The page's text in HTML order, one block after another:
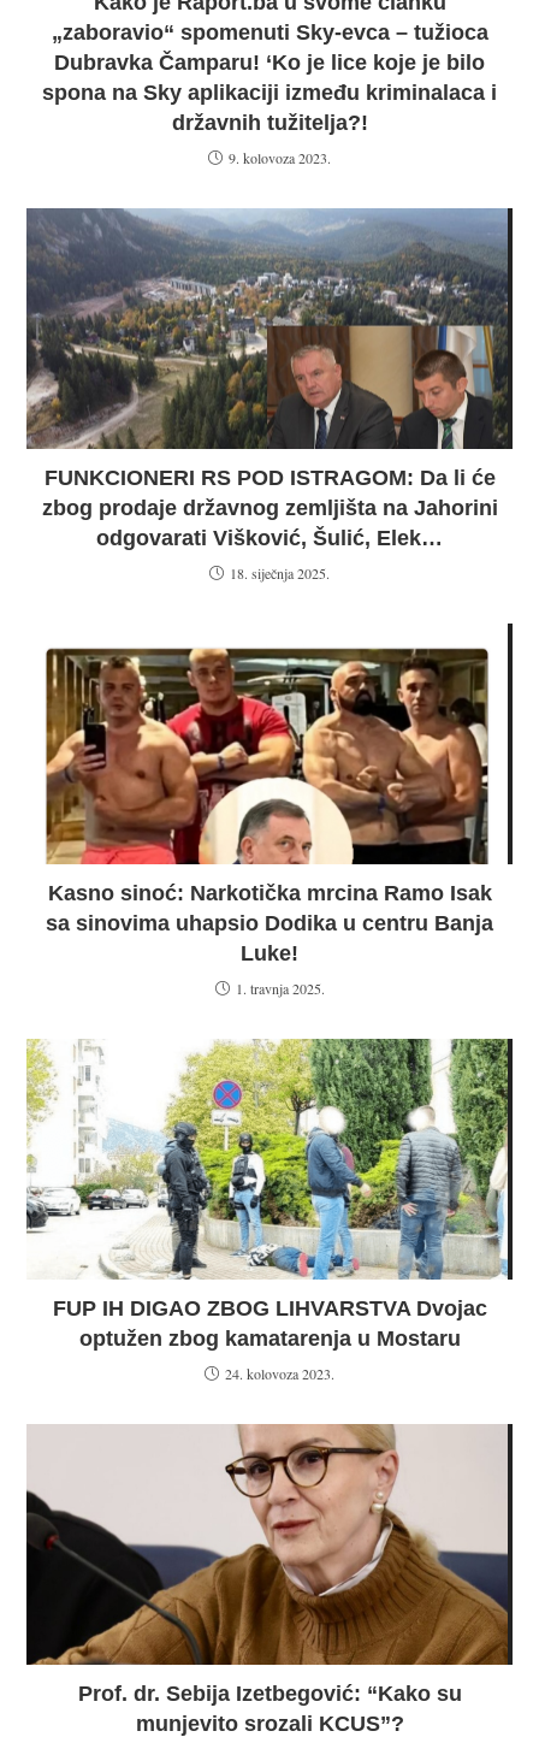
„zaboravio“ spomenuti Sky-evca – tužioca
Dubravka Čamparu! ‘Ko je lice koje je bilo
spona na Sky aplikaciji između kriminalaca i
državnih tužitelja?!
9. kolovoza 2023.
FUNKCIONERI RS POD ISTRAGOM: Da li će
zbog prodaje državnog zemljišta na Jahorini
odgovarati Višković, Šulić, Elek…
18. siječnja 2025.
Kasno sinoć: Narkotička mrcina Ramo Isak
sa sinovima uhapsio Dodika u centru Banja
Luke!
1. travnja 2025.
FUP IH DIGAO ZBOG LIHVARSTVA Dvojac
optužen zbog kamatarenja u Mostaru
24. kolovoza 2023.
Prof. dr. Sebija Izetbegović: “Kako su
munjevito srozali KCUS”?